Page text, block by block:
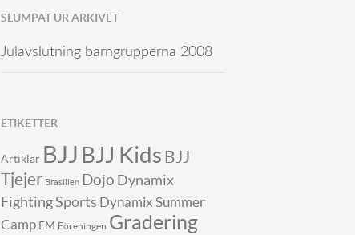
SLUMPAT UR ARKIVET
Julavslutning barngrupperna 2008
ETIKETTER
Artiklar BJJ BJJ Kids BJJ
Tjejer Brasilien Dojo Dynamix
Fighting Sports Dynamix Summer
Camp EM Föreningen Gradering